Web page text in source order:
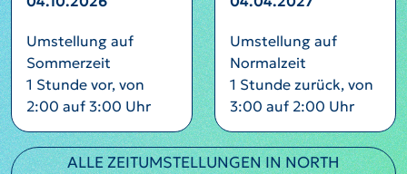
Umstellung auf
Sommerzeit
1 Stunde vor, von
2:00 auf 3:00 Uhr
Umstellung auf
Normalzeit
1 Stunde zurück, von
3:00 auf 2:00 Uhr
ALLE ZEITUMSTELLUNGEN IN NORTH